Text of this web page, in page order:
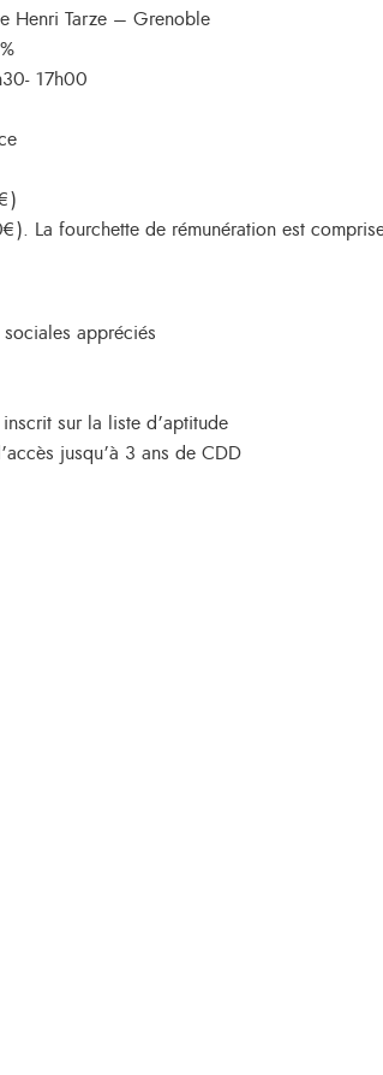
Henri Tarze – Grenoble
17h00
La fourchette de rémunération est
appréciés
sur la liste d’aptitude
jusqu’à 3 ans de CDD